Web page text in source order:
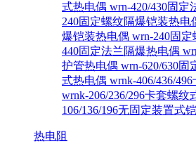
式热电偶 wrn-420/430固定
240固定螺纹隔爆铠装热电
爆铠装热电偶 wrn-240固
440固定法兰隔爆热电偶
护管热电偶 wrn-620/630
式热电偶 wrnk-406/436/
wrnk-206/236/296卡套螺纹
106/136/196无固定装置式
热电阻